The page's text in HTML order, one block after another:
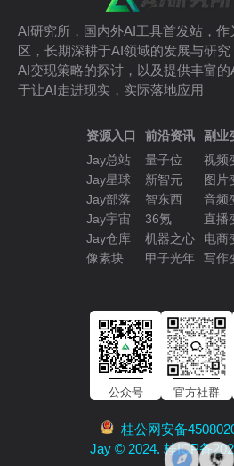
AI研究所，国内外AI工具首发站，
区，长期深耕于AI领域的发展与研究
AI变现策略的探讨，以及提供丰富
于让AI走进现实，实际落地应用
资源入口
Jay总站
Jay星球
Jay部落
Jay宇宙
Jay仓库
像素块
前沿资讯
量子位
新智元
智东西
36氪
机器之心
甲子光年
副业
视频
图片
音频
直播
电商
写作
公众号 官方社群
桂公网安备
Jay © 2024. 桂ICP备